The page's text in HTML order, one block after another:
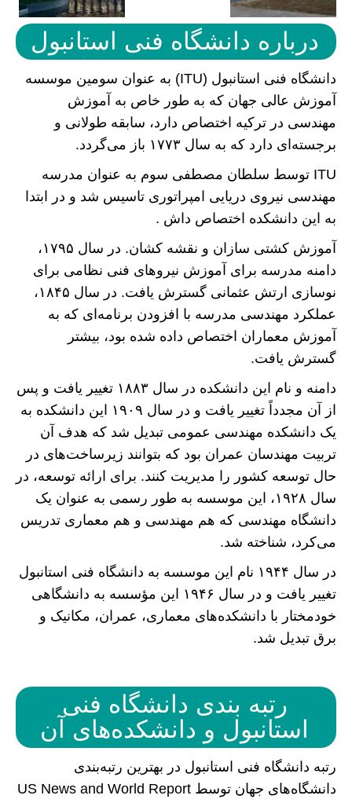
درباره دانشگاه فنی استانبول
دانشگاه فنی استانبول (ITU) به عنوان سومین موسسه
آموزش عالی جهان که به طور خاص به آموزش
مهندسی در ترکیه اختصاص دارد، سابقه طولانی و
برجسته‌ای دارد که به سال ۱۷۷۳ باز می‌گردد.
ITU توسط سلطان مصطفی سوم به عنوان مدرسه
مهندسی نیروی دریایی امپراتوری تاسیس شد و در ابتدا
به این دانشکده اختصاص داش .
آموزش کشتی سازان و نقشه کشان. در سال ۱۷۹۵،
دامنه مدرسه برای آموزش نیرو‌های فنی نظامی برای
نوسازی ارتش عثمانی گسترش یافت. در سال ۱۸۴۵،
عملکرد مهندسی مدرسه با افزودن برنامه‌ای که به
آموزش معماران اختصاص داده شده بود، بیشتر
گسترش یافت.
دامنه و نام این دانشکده در سال ۱۸۸۳ تغییر یافت و پس
از آن مجدداً تغییر یافت و در سال ۱۹۰۹ این دانشکده به
یک دانشکده مهندسی عمومی تبدیل شد که هدف آن
تربیت مهندسان عمران بود که بتوانند زیرساخت‌های در
حال توسعه کشور را مدیریت کنند. برای ارائه توسعه، در
سال ۱۹۲۸، این موسسه به طور رسمی به عنوان یک
دانشگاه مهندسی که هم مهندسی و هم معماری تدریس
می‌کرد، شناخته شد.
در سال ۱۹۴۴ نام این موسسه به دانشگاه فنی استانبول
تغییر یافت و در سال ۱۹۴۶ این مؤسسه به دانشگاهی
خودمختار با دانشکده‌های معماری، عمران، مکانیک و
برق تبدیل شد.
رتبه‌ بندی دانشگاه فنی
استانبول و دانشکده‌های آن
رتبه دانشگاه فنی استانبول در بهترین رتبه‌بندی
دانشگاه‌های جهان توسط US News and World Report